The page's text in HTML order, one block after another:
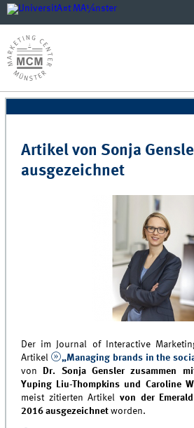
Artikel von Sonja
ausgezeichnet
Der im Journal of Interactive
Artikel
„Managing brands in the
von Dr. Sonja Gensler zusammen
Yuping Liu-Thompkins und Caroline
meist zitierten Artikelvon der
2016 ausgezeichnetworden.
Pages